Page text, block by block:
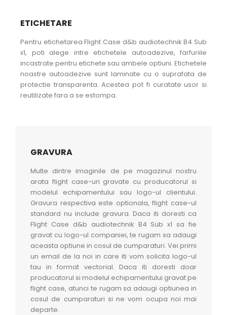
ETICHETARE
Pentru etichetarea Flight Case d&b audiotechnik B4 Sub
x1, poti alege intre etichetele autoadezive, farfuriile
incastrate pentru etichete sau ambele optiuni. Etichetele
noastre autoadezive sunt laminate cu o suprafata de
protectie transparenta. Acestea pot fi curatate usor si
reutilizate fara a se estompa.
GRAVURA
Multe dintre imaginile de pe magazinul nostru
arata flight case-uri gravate cu producatorul si
modelul echipamentului sau logo-ul clientului.
Gravura respectiva este optionala, flight case-ul
standard nu include gravura. Daca iti doresti ca
Flight Case d&b audiotechnik B4 Sub x1 sa fie
gravat cu logo-ul companiei, te rugam sa adaugi
aceasta optiune in cosul de cumparaturi. Vei primi
un email de la noi in care iti vom solicita logo-ul
tau in format vectorial. Daca iti doresti doar
producatorul si modelul echipamentului gravat pe
flight case, atunci te rugam sa adaugi optiunea in
cosul de cumparaturi si ne vom ocupa noi mai
departe.